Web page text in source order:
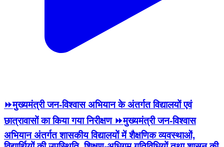
⏩मुख्यमंत्री जन-विश्वास अभियान के अंतर्गत विद्यालयों एवं
छात्रावासों का किया गया निरीक्षण ⏩मुख्यमंत्री जन-विश्वास
अभियान अंतर्गत शासकीय विद्यालयों में शैक्षणिक व्यवस्थाओं,